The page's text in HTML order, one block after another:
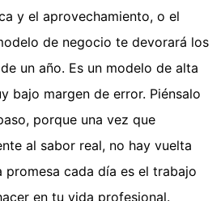
y el aprovechamiento, o el
de negocio te devorará los
un año. Es un modelo de alta
bajo margen de error. Piénsalo
porque una vez que
al sabor real, no hay vuelta
promesa cada día es el trabajo
en tu vida profesional.